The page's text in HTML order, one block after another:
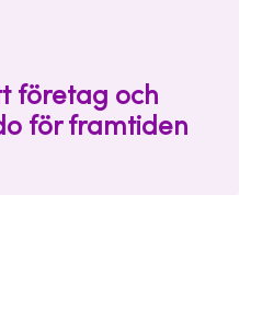
företag och
för framtiden